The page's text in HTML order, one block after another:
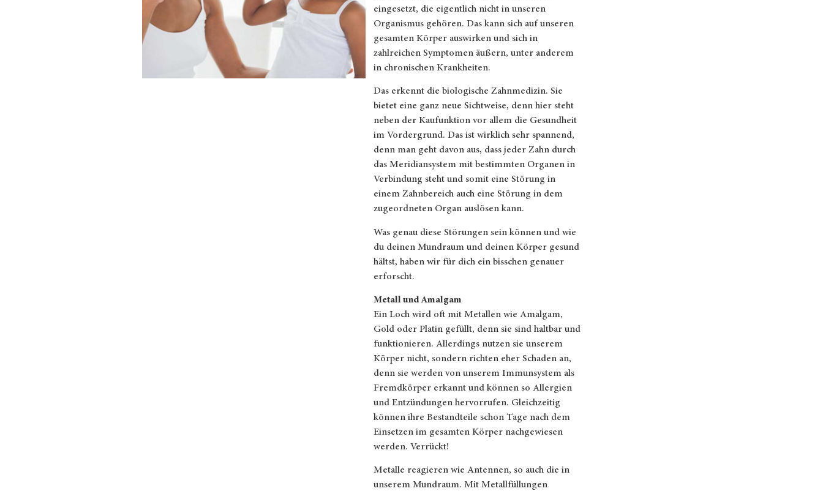
eingesetzt, die eigentlich nicht in unseren
Organismus gehören. Das kann sich auf unseren
gesamten Körper auswirken und sich in
zahlreichen Symptomen äußern, unter anderem
in chronischen Krankheiten.
Das erkennt die biologische Zahnmedizin. Sie
bietet eine ganz neue Sichtweise, denn hier steht
neben der Kaufunktion vor allem die Gesundheit
im Vordergrund. Das ist wirklich sehr spannend,
denn man geht davon aus, dass jeder Zahn durch
das Meridiansystem mit bestimmten Organen in
Verbindung steht und somit eine Störung in
einem Zahnbereich auch eine Störung in dem
zugeordneten Organ auslösen kann.
Was genau diese Störungen sein können und wie
du deinen Mundraum und deinen Körper gesund
hältst, haben wir für dich ein bisschen genauer
erforscht.
Metall und Amalgam
Ein Loch wird oft mit Metallen wie Amalgam,
Gold oder Platin gefüllt, denn sie sind haltbar und
funktionieren. Allerdings nutzen sie unserem
Körper nicht, sondern richten eher Schaden an,
denn sie werden von unserem Immunsystem als
Fremdkörper erkannt und können so Allergien
und Entzündungen hervorrufen. Gleichzeitig
können ihre Bestandteile schon Tage nach dem
Einsetzen im gesamten Körper nachgewiesen
werden. Verrückt!
Metalle reagieren wie Antennen, so auch die in
unserem Mundraum. Mit Metallfüllungen